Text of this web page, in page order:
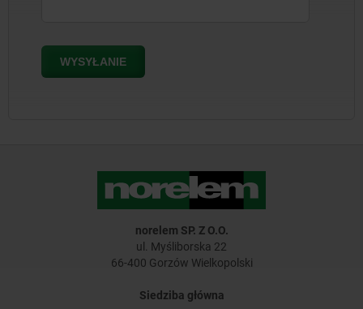
norelem SP. Z O.O.
ul. Myśliborska 22
66-400 Gorzów Wielkopolski
Siedziba główna